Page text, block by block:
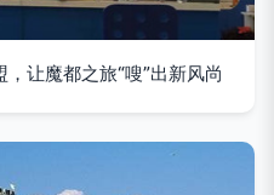
让魔都之旅“嗖”出新风尚